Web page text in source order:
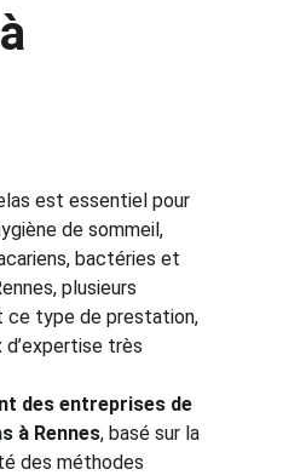
est essentiel pour
de sommeil,
bactéries et
plusieurs
ce type de prestation,
d’expertise très
des entreprises de
à Rennes, basé sur la
des méthodes